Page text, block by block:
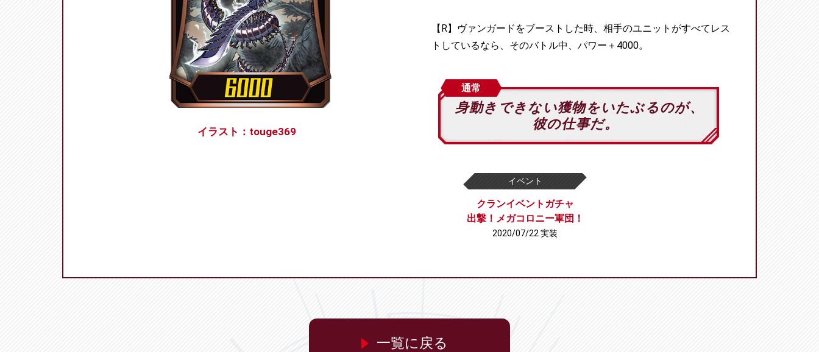
イラスト：touge369
【R】ヴァンガードをブーストした時、相手のユニットがすべてレス
トしているなら、そのバトル中、パワー＋4000。
通常
身動きできない獲物をいたぶるのが、
彼の仕事だ。
イベント
クランイベントガチャ
出撃！メガコロニー軍団！
2020/07/22 実装
一覧に戻る